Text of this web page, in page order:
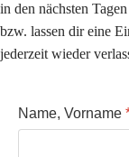
in den nächsten
bzw. lassen dir eine
jederzeit wieder
Name, Vorname